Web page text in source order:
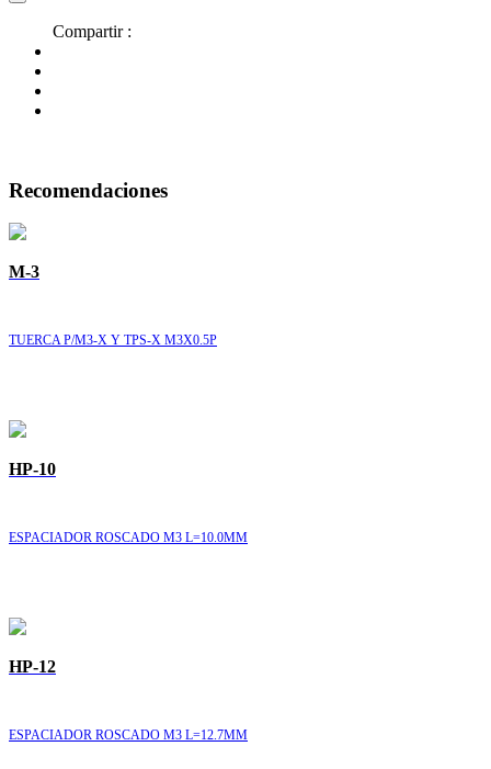
Compartir :
Recomendaciones
M-3
TUERCA P/M3-X Y TPS-X M3X0.5P
HP-10
ESPACIADOR ROSCADO M3 L=10.0MM
HP-12
ESPACIADOR ROSCADO M3 L=12.7MM